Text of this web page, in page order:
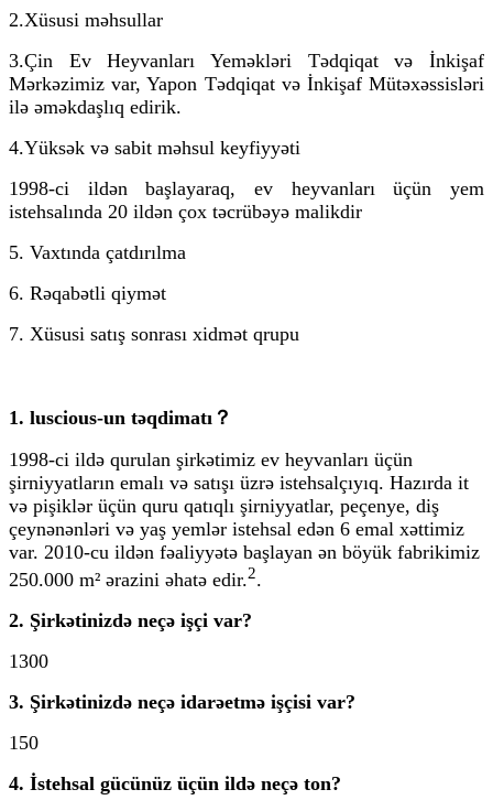
2.Xüsusi məhsullar
3.Çin Ev Heyvanları Yeməkləri Tədqiqat və İnkişaf
Mərkəzimiz var, Yapon Tədqiqat və İnkişaf Mütəxəssisləri
ilə əməkdaşlıq edirik.
4.Yüksək və sabit məhsul keyfiyyəti
1998-ci ildən başlayaraq, ev heyvanları üçün yem
istehsalında 20 ildən çox təcrübəyə malikdir
5. Vaxtında çatdırılma
6. Rəqabətli qiymət
7. Xüsusi satış sonrası xidmət qrupu
1. luscious-un təqdimatı？
1998-ci ildə qurulan şirkətimiz ev heyvanları üçün
şirniyyatların emalı və satışı üzrə istehsalçıyıq. Hazırda it
və pişiklər üçün quru qatıqlı şirniyyatlar, peçenye, diş
çeynənənləri və yaş yemlər istehsal edən 6 emal xəttimiz
var. 2010-cu ildən fəaliyyətə başlayan ən böyük fabrikimiz
250.000 m² ərazini əhatə edir.2.
2. Şirkətinizdə neçə işçi var?
1300
3. Şirkətinizdə neçə idarəetmə işçisi var?
150
4. İstehsal gücünüz üçün ildə neçə ton?